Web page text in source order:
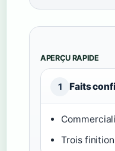
APERÇU RAPIDE
1 Faits
Trois